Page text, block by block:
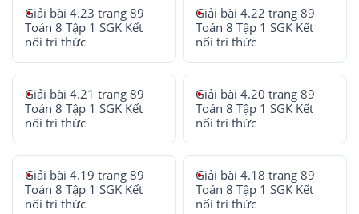
Giải bài 4.23 trang 89
Toán 8 Tập 1 SGK Kết
nối tri thức
Giải bài 4.22 trang 89
Toán 8 Tập 1 SGK Kết
nối tri thức
Giải bài 4.21 trang 89
Toán 8 Tập 1 SGK Kết
nối tri thức
Giải bài 4.20 trang 89
Toán 8 Tập 1 SGK Kết
nối tri thức
Giải bài 4.19 trang 89
Toán 8 Tập 1 SGK Kết
nối tri thức
Giải bài 4.18 trang 89
Toán 8 Tập 1 SGK Kết
nối tri thức